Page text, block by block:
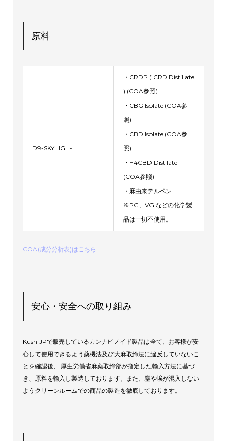
原料
D9-SKYHIGH-
・CRDP ( CRD Distillate
) (COA参照)
・CBG Isolate (COA参
照)
・CBD Isolate (COA参
照)
・H4CBD Distilate
(COA参照)
・麻由来テルペン
※PG、VG などの化学製
品は一切不使用。
COA(成分分析表)はこちら
安心・安全への取り組み
Kush JPで販売しているカンナビノイド製品は全て、お客様が安
心して使用できるよう薬機法及び大麻取締法に違反していないこ
とを確認後、 厚生労働省麻薬取締部が指定した輸入方法に基づ
き、原料を輸入し製造しております。また、塵や埃が混入しない
ようクリーンルームでの商品の製造を徹底しております。